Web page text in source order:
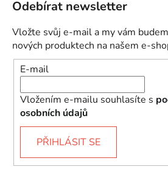
Odebírat newsletter
Vložte svůj e-mail a my vám
nových produktech na našem e-
E-mail
Vložením e-mailu souhlasíte s
osobních údajů
PŘIHLÁSIT SE